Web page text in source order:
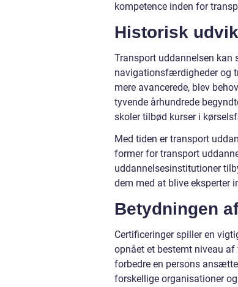
kompetence inden for
Historisk
Transport uddannelsen
navigationsfærdigheder og
mere avancerede, blev
tyvende århundrede
skoler tilbød kurser i
Med tiden er transport
former for transport
uddannelsesinstitutioner
dem med at blive eksperter
Betydningen
Certificeringer spiller en
opnået et bestemt niveau
forbedre en persons
forskellige organisationer